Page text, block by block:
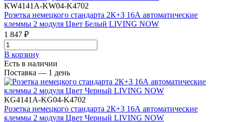
KW4141A-KW04-K4702
Розетка немецкого стандарта 2К+З 16А автоматические
клеммы 2 модуля Цвет Белый LIVING NOW
1 847 ₽
В корзинy
Есть в наличии
Поставка — 1 день
KG4141A-KG04-K4702
Розетка немецкого стандарта 2К+З 16А автоматические
клеммы 2 модуля Цвет Черный LIVING NOW